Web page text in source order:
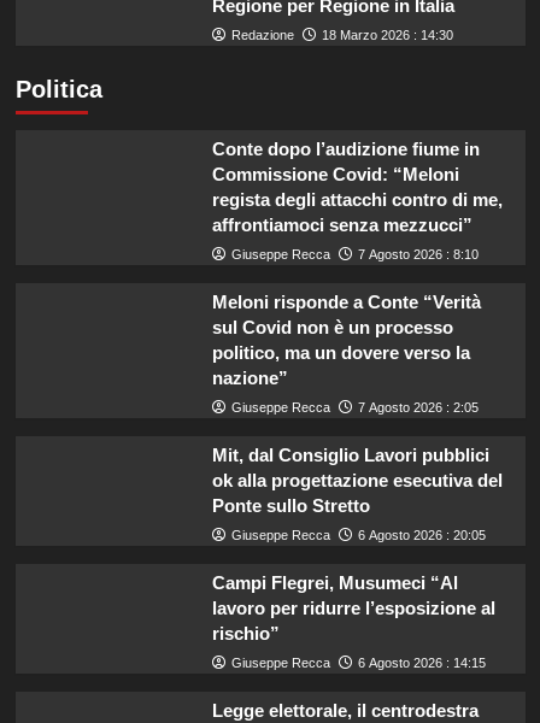
Regione per Regione in Italia
Redazione 18 Marzo 2026 : 14:30
Politica
Conte dopo l’audizione fiume in
Commissione Covid: “Meloni
regista degli attacchi contro di me,
affrontiamoci senza mezzucci”
Giuseppe Recca 7 Agosto 2026 : 8:10
Meloni risponde a Conte “Verità
sul Covid non è un processo
politico, ma un dovere verso la
nazione”
Giuseppe Recca 7 Agosto 2026 : 2:05
Mit, dal Consiglio Lavori pubblici
ok alla progettazione esecutiva del
Ponte sullo Stretto
Giuseppe Recca 6 Agosto 2026 : 20:05
Campi Flegrei, Musumeci “Al
lavoro per ridurre l’esposizione al
rischio”
Giuseppe Recca 6 Agosto 2026 : 14:15
Legge elettorale, il centrodestra